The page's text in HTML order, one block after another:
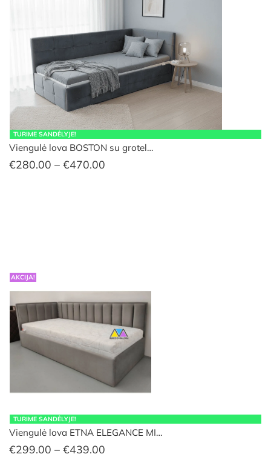
TURIME SANDĖLYJE!
Viengulė lova BOSTON su grotel…
€280.00 – €470.00
AKCIJA!
TURIME SANDĖLYJE!
Viengulė lova ETNA ELEGANCE MI…
€299.00 – €439.00